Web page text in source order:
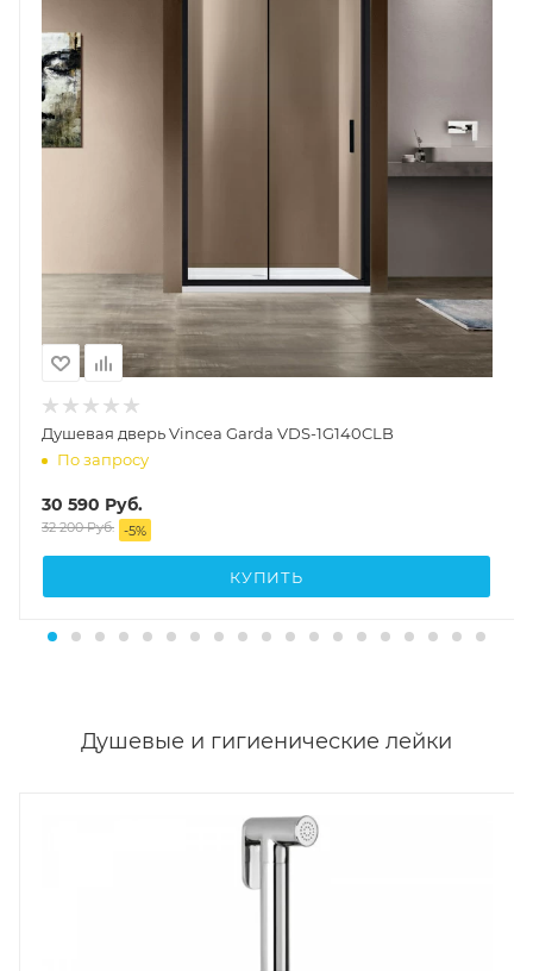
Душевая дверь Vincea Garda VDS-1G140CLB
По запросу
30 590 Руб.
32 200Руб. -5%
КУПИТЬ
Душевые и гигиенические лейки